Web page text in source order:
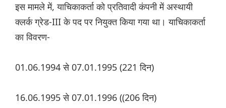
इस मामले में, याचिकाकर्ता को प्रतिवादी कंपनी में अस्थायी
क्लर्क ग्रेड-III के पद पर नियुक्त किया गया था। याचिकाकर्ता
का विवरण-
01.06.1994 से 07.01.1995 (221 दिन)
16.06.1995 से 07.01.1996 ((206 दिन)